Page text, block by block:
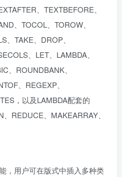
、TEXTBEFORE、
、TOCOL、TOROW、
、TAKE、DROP、
、LET、LAMBDA、
、ROUNDBANK、
、REGEXP、
，以及LAMBDA配套的
REDUCE、MAKEARRAY、
，用户可在版式中插入多种类